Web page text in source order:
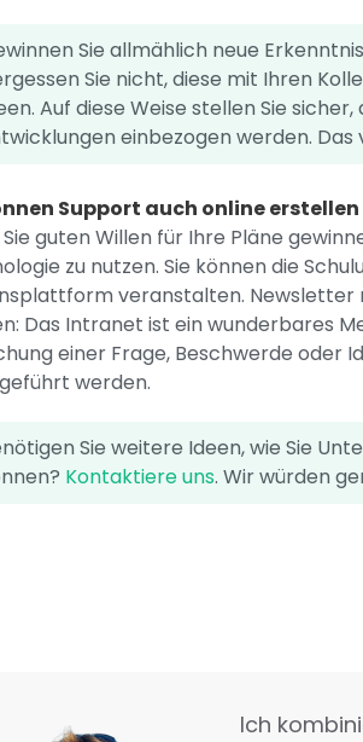
Sie allmählich neue
Sie nicht, diese mit Ihren
Auf diese Weise stellen Sie
einbezogen werden.
Support auch online erstellen
guten Willen für Ihre Pläne
zu nutzen. Sie können die
veranstalten.
Das Intranet ist ein wunderbares
einer Frage, Beschwerde oder
werden.
Sie weitere Ideen, wie Sie
Kontaktiere uns. Wir würden
Ich